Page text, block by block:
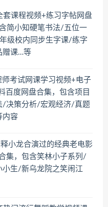
套课程视频+练习字帖网盘
简小知硬笔书法/五位一
级校内同步生字课/练字
赠课…等
考试网课学习视频+电子
百度网盘合集，包含项目
/决策分析/宏观经济/真题
内容
小龙合演过的经典老电影
集，包含笑林小子系列/
生/新乌龙院之笑闹江